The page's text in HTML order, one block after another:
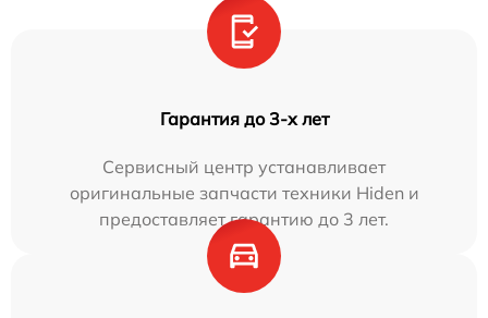
Гарантия до 3-х лет
Сервисный центр устанавливает
оригинальные запчасти техники Hiden и
предоставляет гарантию до 3 лет.